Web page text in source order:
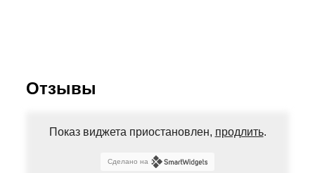
Отзывы
Показ виджета приостановлен, продлить.
Сделано на